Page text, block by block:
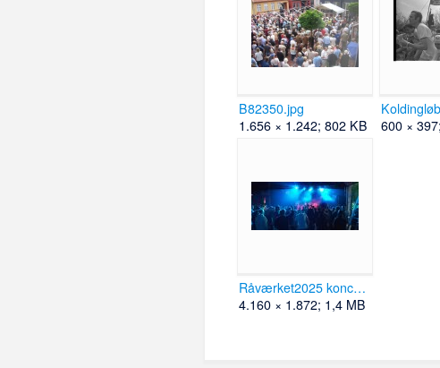
B82350.jpg
1.656 × 1.242; 802 KB
600 ×
Råværket2025 koncert getdown.jpg
4.160 × 1.872; 1,4 MB